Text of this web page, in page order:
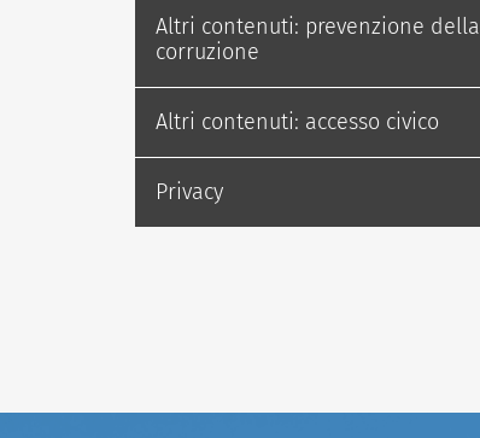
Altri contenuti: prevenzione della
corruzione
Altri contenuti: accesso civico
Privacy